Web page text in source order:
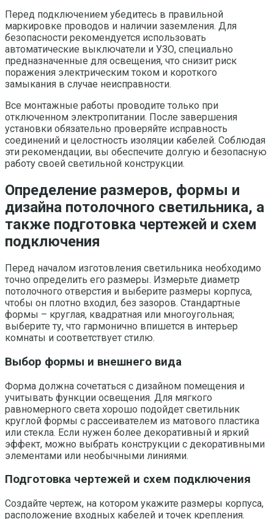
Перед подключением убедитесь в правильной
маркировке проводов и наличии заземления. Для
безопасности рекомендуется использовать
автоматические выключатели и УЗО, специально
предназначенные для освещения, что снизит риск
поражения электрическим током и короткого
замыкания в случае неисправности.
Все монтажные работы проводите только при
отключенном электропитании. После завершения
установки обязательно проверяйте исправность
соединений и целостность изоляции кабелей. Соблюдая
эти рекомендации, вы обеспечите долгую и безопасную
работу своей светильной конструкции.
Определение размеров, формы и
дизайна потолочного светильника, а
также подготовка чертежей и схем
подключения
Перед началом изготовления светильника необходимо
точно определить его размеры. Измерьте диаметр
потолочного отверстия и выберите размеры корпуса,
чтобы он плотно входил, без зазоров. Стандартные
формы – круглая, квадратная или многоугольная;
выберите ту, что гармонично впишется в интерьер
комнаты и соответствует стилю.
Выбор формы и внешнего вида
Форма должна сочетаться с дизайном помещения и
учитывать функции освещения. Для мягкого
равномерного света хорошо подойдет светильник
круглой формы с рассеивателем из матового пластика
или стекла. Если нужен более декоративный и яркий
эффект, можно выбрать конструкции с декоративными
элементами или необычными линиями.
Подготовка чертежей и схем подключения
Создайте чертеж, на котором укажите размеры корпуса,
расположение входных кабелей и точек крепления.